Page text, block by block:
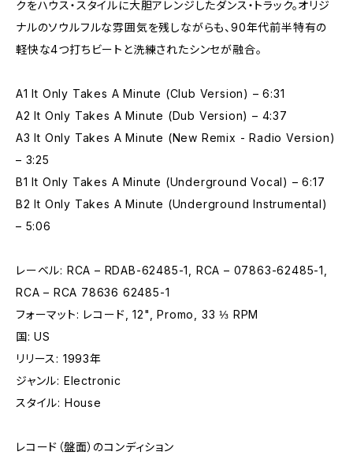
クをハウス・スタイルに大胆アレンジしたダンス・トラック。オリジ
ナルのソウルフルな雰囲気を残しながらも、90年代前半特有の
軽快な4つ打ちビートと洗練されたシンセが融合。
A1 It Only Takes A Minute (Club Version) – 6:31
A2 It Only Takes A Minute (Dub Version) – 4:37
A3 It Only Takes A Minute (New Remix - Radio Version)
– 3:25
B1 It Only Takes A Minute (Underground Vocal) – 6:17
B2 It Only Takes A Minute (Underground Instrumental)
– 5:06
レーベル: RCA – RDAB-62485-1, RCA – 07863-62485-1,
RCA – RCA 78636 62485-1
フォーマット: レコード, 12", Promo, 33 ⅓ RPM
国: US
リリース: 1993年
ジャンル: Electronic
スタイル: House
レコード（盤面）のコンディション